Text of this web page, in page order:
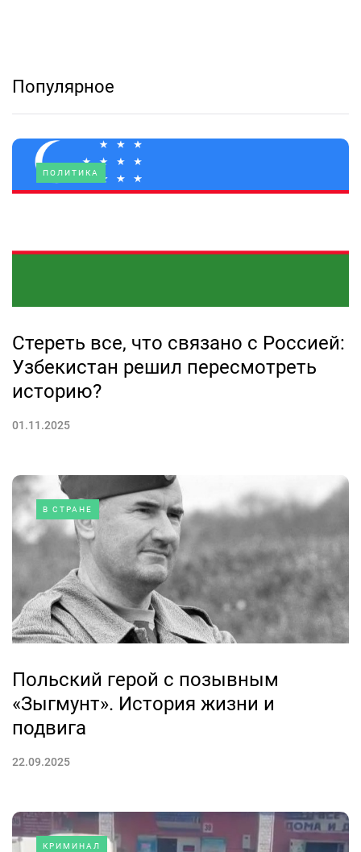
Популярное
ПОЛИТИКА
Стереть все, что связано с Россией:
Узбекистан решил пересмотреть
историю?
01.11.2025
В СТРАНЕ
Польский герой с позывным
«Зыгмунт». История жизни и
подвига
22.09.2025
КРИМИНАЛ